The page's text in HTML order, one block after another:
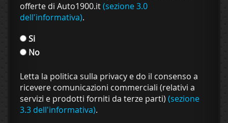
offerte di Auto1900.it(sezione 3.0
dell'informativa).
Si
No
Letta la politica sulla privacy e do il consenso a
ricevere comunicazioni commerciali (relativi a
servizi e prodotti forniti da terze parti) (sezione
3.3 dell'informativa).